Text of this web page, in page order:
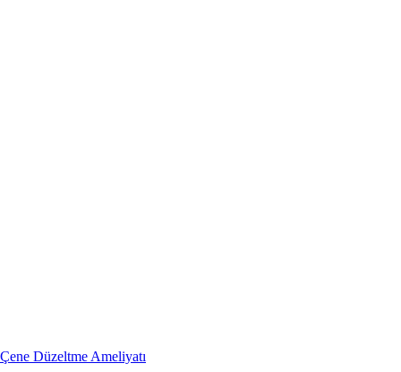
Çene Düzeltme Ameliyatı